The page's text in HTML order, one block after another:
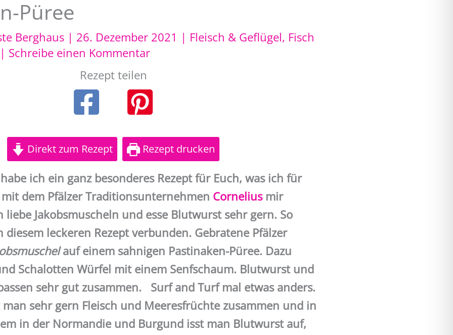
Püree
Berghaus | 26. Dezember 2021 | Fleisch & Geflügel, Fisch
Schreibe einen Kommentar
Rezept teilen
Direkt zum Rezept Rezept drucken
ich ein ganz besonderes Rezept für Euch, was ich für
dem Pfälzer Traditionsunternehmen Corneliusmir
liebe Jakobsmuscheln und esse Blutwurst sehr gern. So
diesem leckeren Rezept verbunden. Gebratene Pfälzer
auf einem sahnigen Pastinaken-Püree. Dazu
Schalotten Würfel mit einem Senfschaum. Blutwurst und
sehr gut zusammen. Surf and Turf mal etwas anders.
sehr gern Fleisch und Meeresfrüchte zusammen und in
in der Normandie und Burgund isst man Blutwurst auf,